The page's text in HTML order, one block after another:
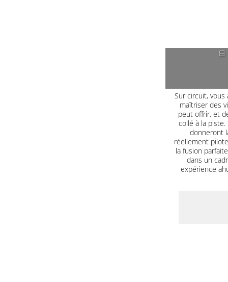
8
Sur circuit, vous
maîtriser des
peut offrir, et
collé à la
donneront
réellement
la fusion
dans un
expérience